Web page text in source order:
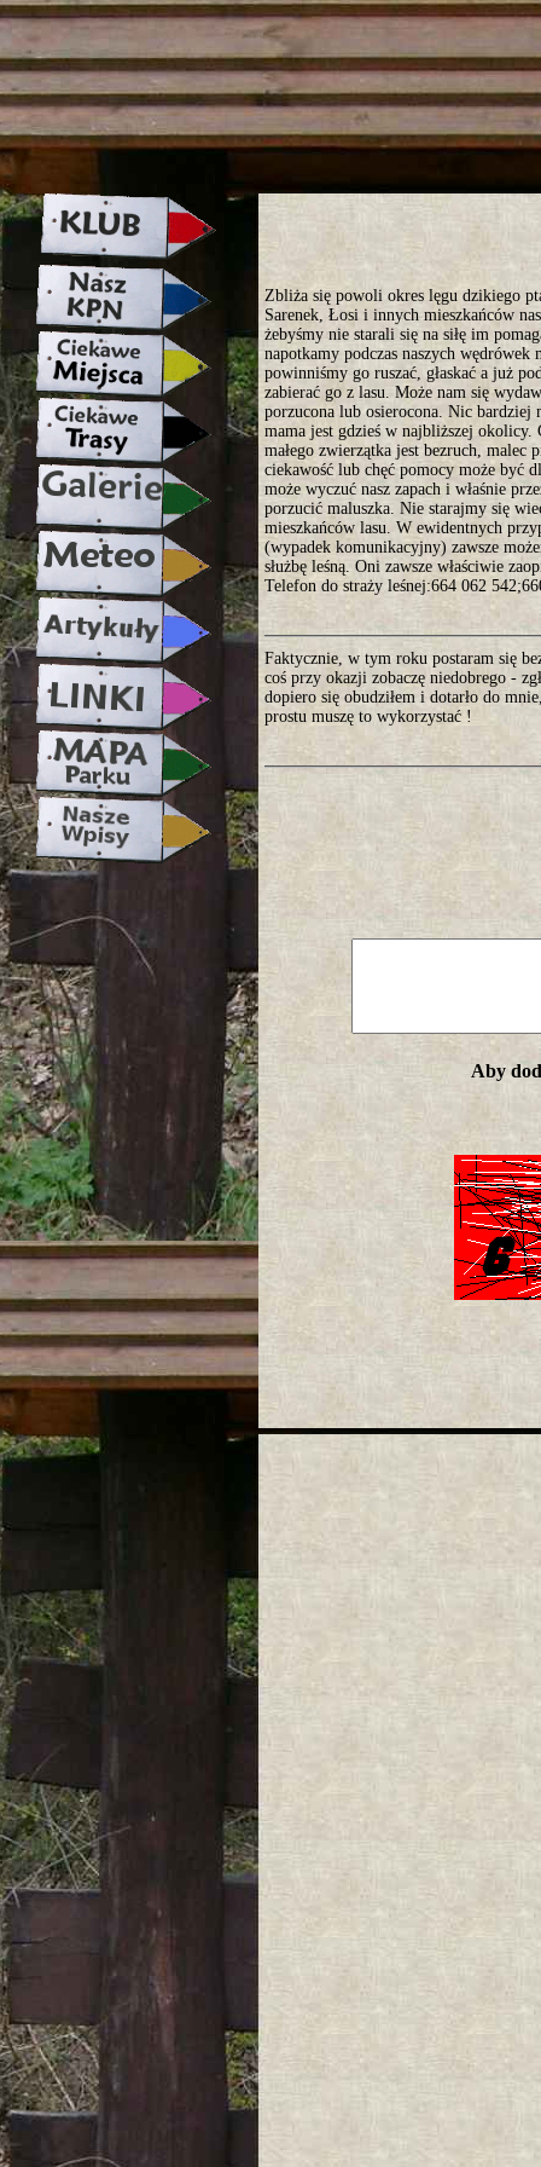
strona w naprawie zapraszamy
Zbliża się powoli okres lęgu dzikiego
Sarenek, Łosi i innych mieszkańców
żebyśmy nie starali się na siłę im
napotkamy podczas naszych wędrówek
powinniśmy go ruszać, głaskać a już
zabierać go z lasu. Może nam się
porzucona lub osierocona. Nic
mama jest gdzieś w najbliższej okolicy.
małego zwierzątka jest bezruch, malec
ciekawość lub chęć pomocy może być
może wyczuć nasz zapach i właśnie
porzucić maluszka. Nie starajmy się
mieszkańców lasu. W ewidentnych
(wypadek komunikacyjny) zawsze
służbę leśną. Oni zawsze właściwie
Telefon do straży leśnej:664 062
Faktycznie, w tym roku postaram się
coś przy okazji zobaczę niedobrego -
dopiero się obudziłem i dotarło do
prostu muszę to wykorzystać !
Aby